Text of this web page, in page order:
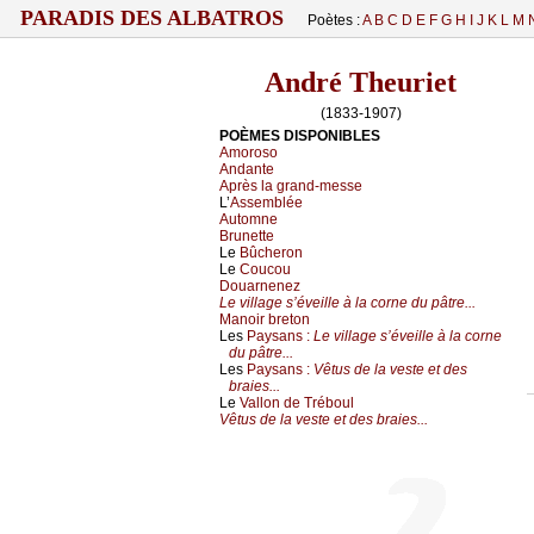
PARADIS DES ALBATROS Poètes :A B C D E F G H J K L M
André Theuriet
(1833-1907)
POÈMES DISPONIBLES
Amoroso
Andante
Après la grand-messe
L’Assemblée
Automne
Brunette
Le Bûcheron
Le Coucou
Douarnenez
Le village s’éveille à la corne du pâtre...
Manoir breton
Les Paysans : Le village s’éveille à la corne
du pâtre...
Les Paysans : Vêtus de la veste et des
braies...
Le Vallon de Tréboul
Vêtus de la veste et des braies...